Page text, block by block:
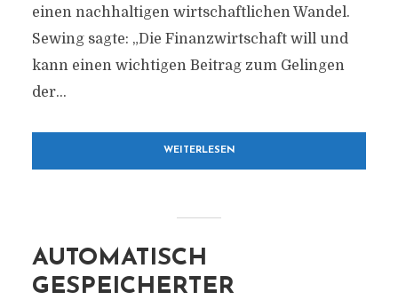
einen nachhaltigen wirtschaftlichen Wandel.
Sewing sagte: „Die Finanzwirtschaft will und
kann einen wichtigen Beitrag zum Gelingen
der...
WEITERLESEN
AUTOMATISCH
GESPEICHERTER